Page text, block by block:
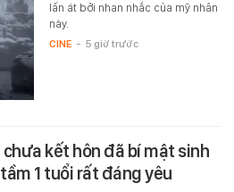
lấn át bởi nhan nhắc của mỹ nhân
này.
CINE - 5 giờ trước
chưa kết hôn đã bí mật sinh
1 tuổi rất đáng yêu